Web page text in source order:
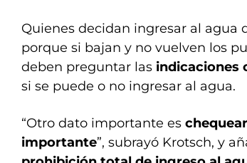
Quienes decidan ingresar al agua
porque si bajan y no vuelven los
deben preguntar las indicaciones
si se puede o no ingresar al agua.
“Otro dato importante es
importante”, subrayó Krotsch, y